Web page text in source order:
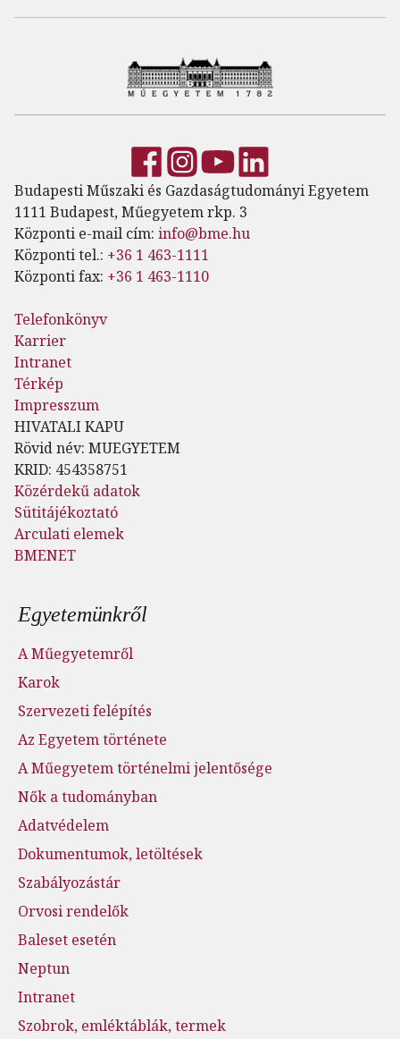
Budapesti Műszaki és Gazdaságtudományi Egyetem
1111 Budapest, Műegyetem rkp. 3
Központi e-mail cím: info@bme.hu
Központi tel.: +36 1 463-1111
Központi fax: +36 1 463-1110
Telefonkönyv
Karrier
Intranet
Térkép
Impresszum
HIVATALI KAPU
Rövid név: MUEGYETEM
KRID: 454358751
Közérdekű adatok
Sütitájékoztató
Arculati elemek
BMENET
Lábléc menü
Egyetemünkről
A Műegyetemről
Karok
Szervezeti felépítés
Az Egyetem története
A Műegyetem történelmi jelentősége
Nők a tudományban
Adatvédelem
Dokumentumok, letöltések
Szabályozástár
Orvosi rendelők
Baleset esetén
Neptun
Intranet
Szobrok, emléktáblák, termek